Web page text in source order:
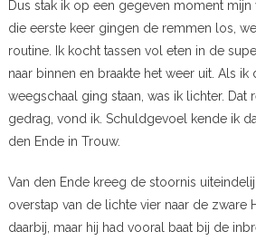
Dus stak ik op een gegeven moment mijn
die eerste keer gingen de remmen los,
routine. Ik kocht tassen vol eten in de
naar binnen en braakte het weer uit. Als ik
weegschaal ging staan, was ik lichter. Dat
gedrag, vond ik. Schuldgevoel kende ik
den Ende in Trouw.
Van den Ende kreeg de stoornis
overstap van de lichte vier naar de zware
daarbij, maar hij had vooral baat bij de